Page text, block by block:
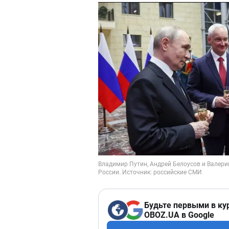
Будьте первыми в
OBOZ.UA в Google